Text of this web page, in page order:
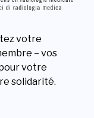
votre
– vos
votre
solidarité.